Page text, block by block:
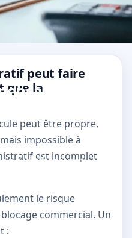
véhicule
une vente.
à vérifier avant
la revente.
peut faire
que la
peut être propre,
impossible à
est incomplet
le risque
commercial. Un
: